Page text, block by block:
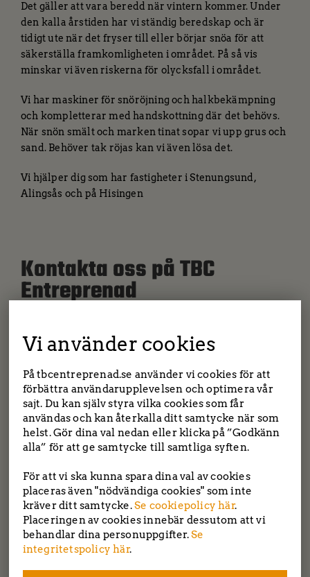
Det gäller att vara beredd när vintern kommer. Under
den kalla årstiden har vi ständig beredskap och är
tidigt ute när det fryser till eller börjar snöa för att
säkerställa framkomligheten i området. På så vis
minskar vi även riskerna för olycksfall i området.
Vi har maskiner för snöröjning och halkbekämpning
och kompletterar med handskottning där det behövs.
När snön smält och marken tinat sopar vi upp grus och
sand. Behöver tak röjas kan vi även lösa det.
Vi hjälper dig som har fastigheter i Stenungsund,
Alingsås och på Hisingen
Kontakta oss på TBC
Entreprenad
Företag
E-post*
Telefon
TBC entreprenad | Tockebackavägen 18F, 44139
Tel: 0303-22 55 40|info@tbcentreprenad.se
Integritetspolicy| Cookiepolicy
Följ oss!
Vi använder cookies
På tbcentreprenad.se använder vi cookies för att
förbättra användarupplevelsen och optimera vår
sajt. Du kan själv styra vilka cookies som får
användas och kan återkalla ditt samtycke när som
helst. Gör dina val nedan eller klicka på ”Godkänn
alla” för att ge samtycke till samtliga syften.
För att vi ska kunna spara dina val av cookies
placeras även "nödvändiga cookies" som inte
kräver ditt samtycke.Se cookiepolicy här.
Placeringen av cookies innebär dessutom att vi
behandlar dina personuppgifter.Se
integritetspolicy här.